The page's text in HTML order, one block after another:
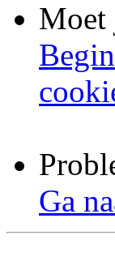
Moet
Ga